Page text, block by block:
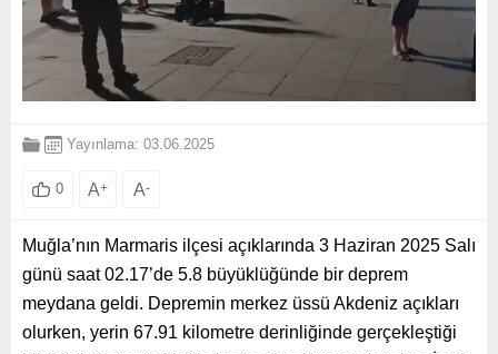
Yayınlama: 03.06.2025
0 A+ A-
Muğla’nın Marmaris ilçesi açıklarında 3 Haziran 2025 Salı
günü saat 02.17’de 5.8 büyüklüğünde bir deprem
meydana geldi. Depremin merkez üssü Akdeniz açıkları
olurken, yerin 67.91 kilometre derinliğinde gerçekleştiği